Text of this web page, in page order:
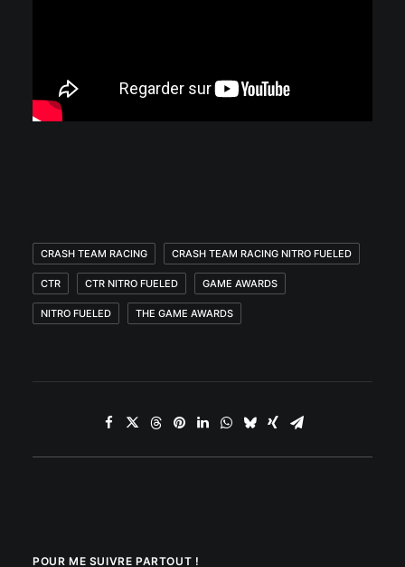
CRASH TEAM RACING CRASH TEAM RACING NITRO FUELED
CTR CTR NITRO FUELED GAME AWARDS
NITRO FUELED THE GAME AWARDS
POUR ME SUIVRE PARTOUT !